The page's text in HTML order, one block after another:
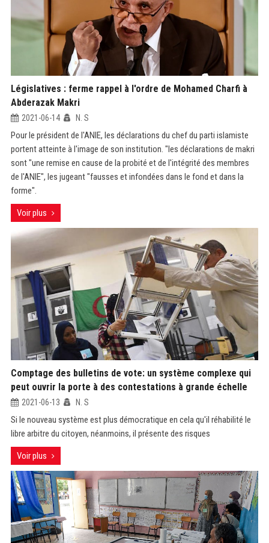
Législatives : ferme rappel à l'ordre de Mohamed Charfi à
Abderazak Makri
2021-06-14 N. S
Pour le président de l'ANIE, les déclarations du chef du parti islamiste
portent atteinte à l'image de son institution. "les déclarations de makri
sont "une remise en cause de la probité et de l'intégrité des membres
de l'ANIE", les jugeant "fausses et infondées dans le fond et dans la
forme".
Voir plus
Comptage des bulletins de vote: un système complexe qui
peut ouvrir la porte à des contestations à grande échelle
2021-06-13 N. S
Si le nouveau système est plus démocratique en cela qu'il réhabilité le
libre arbitre du citoyen, néanmoins, il présente des risques
Voir plus